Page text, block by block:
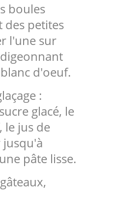
boules
des petites
l'une sur
d'oeuf.
:
glacé, le
le jus de
pâte lisse.